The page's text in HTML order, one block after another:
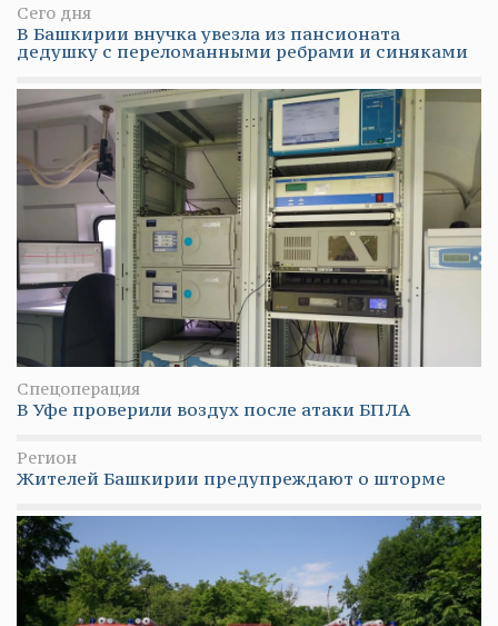
Сего дня
В Башкирии внучка увезла из пансионата
дедушку с переломанными ребрами и синяками
Спецоперация
В Уфе проверили воздух после атаки БПЛА
Регион
Жителей Башкирии предупреждают о шторме